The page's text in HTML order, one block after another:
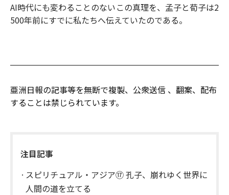
AI時代にも変わることのないこの真理を、孟子と荀子は2
500年前にすでに私たちへ伝えていたのである。
亜洲日報の記事等を無断で複製、公衆送信 、翻案、配布
することは禁じられています。
注目記事
スピリチュアル・アジア⑰ 孔子、崩れゆく世界に
人間の道を立てる